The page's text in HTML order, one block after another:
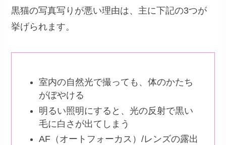
黒猫の写真写りが悪い理由は、主に下記の3つが
挙げられます。
室内の自然光で撮っても、体のかたち
がぼやける
明るい照明にすると、光の反射で黒い
毛に白さが出てしまう
AF（オートフォーカス）/レンズの露出